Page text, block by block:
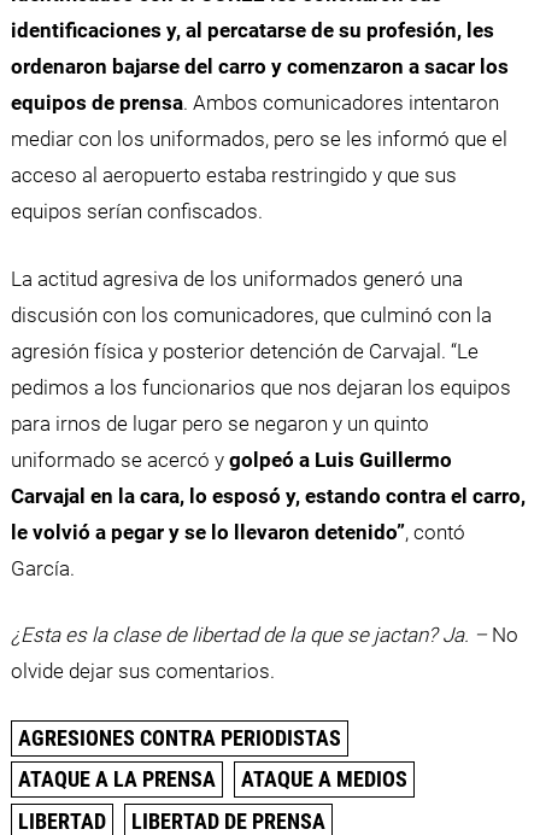
identificaciones y, al percatarse de su profesión, les
ordenaron bajarse del carro y comenzaron a sacar los
equipos de prensa. Ambos comunicadores intentaron
mediar con los uniformados, pero se les informó que el
acceso al aeropuerto estaba restringido y que sus
equipos serían confiscados.
La actitud agresiva de los uniformados generó una
discusión con los comunicadores, que culminó con la
agresión física y posterior detención de Carvajal. “Le
pedimos a los funcionarios que nos dejaran los equipos
para irnos de lugar pero se negaron y un quinto
uniformado se acercó y golpeó a Luis Guillermo
Carvajal en la cara, lo esposó y, estando contra el carro,
le volvió a pegar y se lo llevaron detenido”, contó
García.
¿Esta es la clase de libertad de la que se jactan? Ja. –No
olvide dejar sus comentarios.
AGRESIONES CONTRA PERIODISTAS
ATAQUE A LA PRENSA
ATAQUE A MEDIOS
LIBERTAD
LIBERTAD DE PRENSA